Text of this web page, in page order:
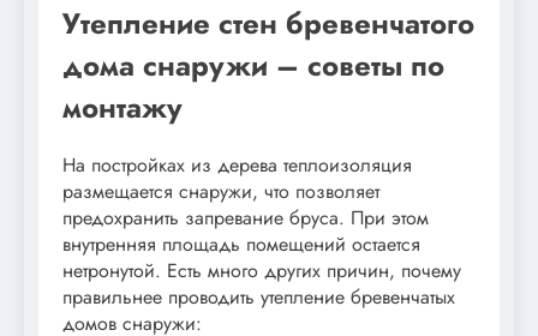
Утепление стен бревенчатого
дома снаружи – советы по
монтажу
На постройках из дерева теплоизоляция
размещается снаружи, что позволяет
предохранить запревание бруса. При этом
внутренняя площадь помещений остается
нетронутой. Есть много других причин, почему
правильнее проводить утепление бревенчатых
домов снаружи: